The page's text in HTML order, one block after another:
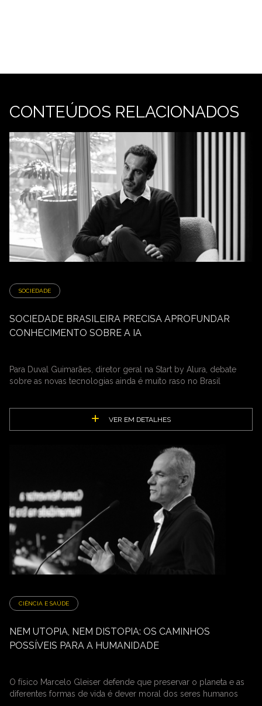
CONTEÚDOS RELACIONADOS
SOCIEDADE
SOCIEDADE BRASILEIRA PRECISA APROFUNDAR
CONHECIMENTO SOBRE A IA
Para Duval Guimarães, diretor geral na Start by Alura, debate
sobre as novas tecnologias ainda é muito raso no Brasil
VER EM DETALHES
CIÊNCIA E SAÚDE
NEM UTOPIA, NEM DISTOPIA: OS CAMINHOS
POSSÍVEIS PARA A HUMANIDADE
O físico Marcelo Gleiser defende que preservar o planeta e as
diferentes formas de vida é dever moral dos seres humanos